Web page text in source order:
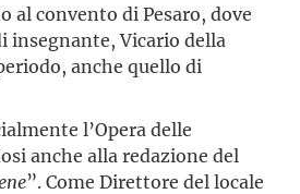
al convento di Pesaro, dove
insegnante, Vicario della
anche quello di
l’Opera delle
anche alla redazione del
”. Come Direttore del locale